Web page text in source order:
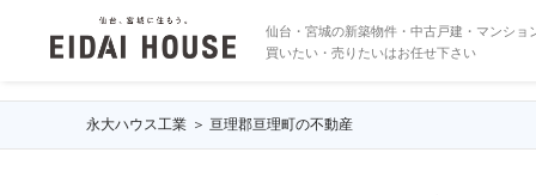
仙台・宮城の新築物件・中古戸建・マンショ
買いたい・売りたいはお任せ下さい
永大ハウス工業 亘理郡亘理町の不動産